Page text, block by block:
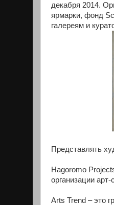
декабря 2014.
ярмарки, фонд
галереям и
Представлять
Hagoromo
организации
Arts Trend – это